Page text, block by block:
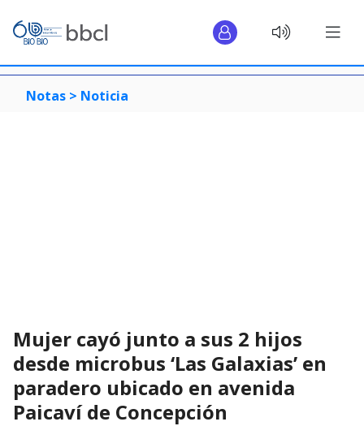
Notas > Noticia
Mujer cayó junto a sus 2 hijos
desde microbus ‘Las Galaxias’ en
paradero ubicado en avenida
Paicaví de Concepción